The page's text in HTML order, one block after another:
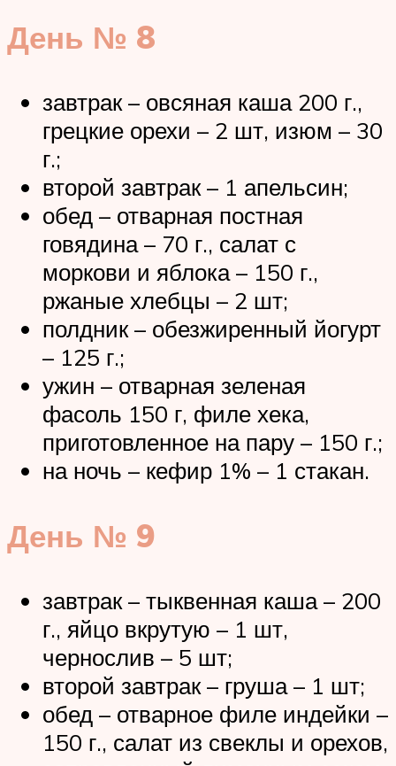
День № 8
завтрак – овсяная каша 200 г.,
грецкие орехи – 2 шт, изюм – 30
г.;
второй завтрак – 1 апельсин;
обед – отварная постная
говядина – 70 г., салат с
моркови и яблока – 150 г.,
ржаные хлебцы – 2 шт;
полдник – обезжиренный йогурт
– 125 г.;
ужин – отварная зеленая
фасоль 150 г, филе хека,
приготовленное на пару – 150 г.;
на ночь – кефир 1% – 1 стакан.
День № 9
завтрак – тыквенная каша – 200
г., яйцо вкрутую – 1 шт,
чернослив – 5 шт;
второй завтрак – груша – 1 шт;
обед – отварное филе индейки –
150 г., салат из свеклы и орехов,